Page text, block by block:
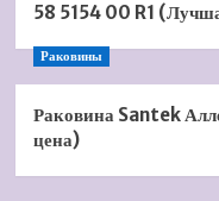
58 5154 00 R1
Раковины
Раковина Santek
цена)